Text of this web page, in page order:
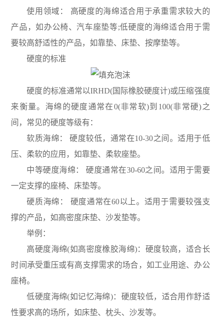
使用领域： 高硬度的海绵适合用于承重需求较大的
产品，如办公椅、汽车座垫等;低硬度的海绵适合用于需
要较高舒适性的产品，如靠垫、床垫、按摩垫等。
硬度的标准
硬度的标准通常以IRHD(国际橡胶硬度计)或压缩强度
来衡量。海绵的硬度通常在0(非常软)到100(非常硬)之
间，常见的硬度等级有：
软质海绵： 硬度较低，通常在10-30之间。适用于低
压、柔软的应用，如靠垫、柔软座垫。
中等硬度海绵： 硬度通常在30-60之间。适用于需要
一定支撑的座椅、床垫等。
硬质海绵： 硬度通常在60以上。适用于需要较强支
撑的产品，如高密度床垫、沙发垫等。
举例：
高硬度海绵(如高密度橡胶海绵)：硬度较高，适合长
时间承受重压或有高支撑需求的场合，如工业用途、办公
座椅。
低硬度海绵(如记忆海绵)：硬度较低，适合用作舒适
性要求高的场所，如床垫、枕头、沙发等。